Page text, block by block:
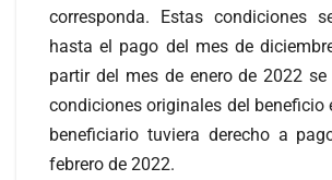
corresponda. Estas condiciones
hasta el pago del mes de
partir del mes de enero de 2022
condiciones originales del beneficio
beneficiario tuviera derecho a
febrero de 2022.